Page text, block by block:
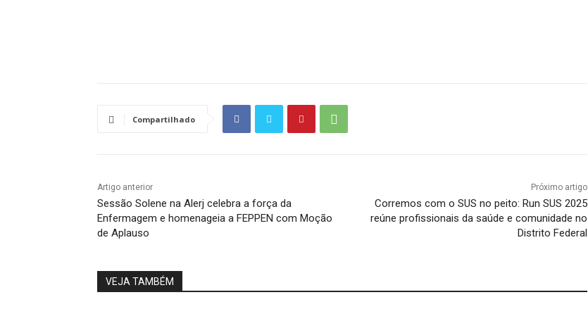
Compartilhado
Artigo anterior
Sessão Solene na Alerj celebra a força da
Enfermagem e homenageia a FEPPEN com Moção
de Aplauso
Próximo artigo
Corremos com o SUS no peito: Run SUS 2025
reúne profissionais da saúde e comunidade no
Distrito Federal
VEJA TAMBÉM